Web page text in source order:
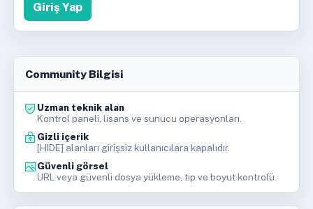
Giriş Yap
Community Bilgisi
Uzman teknik alan
Kontrol paneli, lisans ve sunucu operasyonları.
Gizli içerik
[HIDE] alanları girişsiz kullanıcılara kapalıdır.
Güvenli görsel
URL veya güvenli dosya yükleme, tip ve boyut kontrolü.